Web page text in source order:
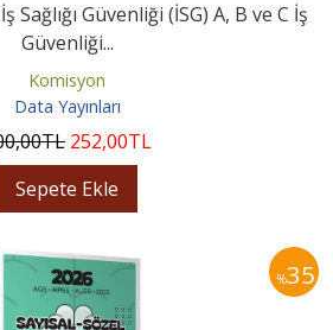
Sağlığı Güvenliği (İSG) A, B ve C İş
Güvenliği...
Komisyon
Data Yayınları
,00TL 252,00TL
Sepete Ekle
%35